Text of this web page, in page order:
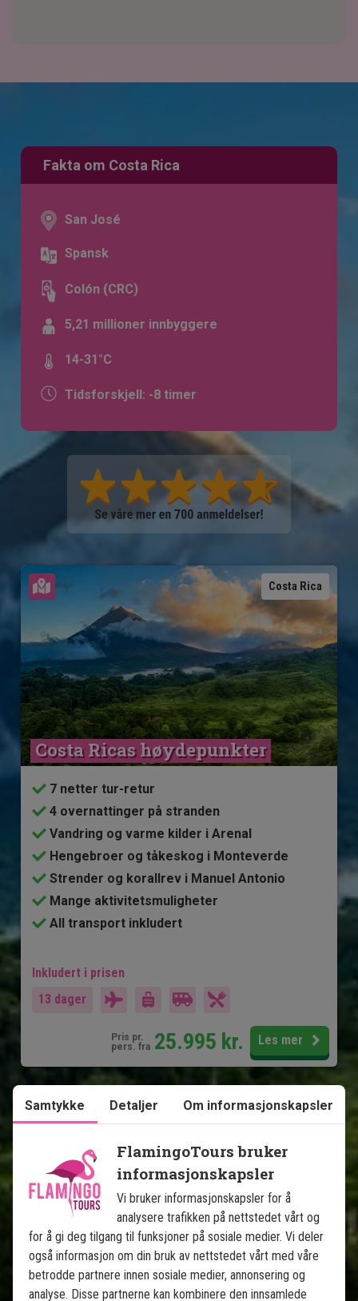
Fakta om Costa Rica
San José
Spansk
Colón (CRC)
5,21 millioner innbyggere
14-31°C
Tidsforskjell: -8 timer
Costa Rica
Costa Ricas høydepunkter
7 netter tur-retur
4 overnattinger på stranden
Vandring og varme kilder i Arenal
Hengebroer og tåkeskog i Monteverde
Strender og korallrev i Manuel Antonio
Mange aktivitetsmuligheter
All transport inkludert
Inkludert i prisen
13 dager
Pris pr.
pers. fra 25.995 kr. Les mer
Costa Rica
Se kart
Costa Rica fra kyst til kyst
Samtykke Detaljer Om informasjonskapsler
FlamingoTours bruker
informasjonskapsler
Vi bruker informasjonskapsler for å
analysere trafikken på nettstedet vårt og
for å gi deg tilgang til funksjoner på sosiale medier. Vi deler
også informasjon om din bruk av nettstedet vårt med våre
betrodde partnere innen sosiale medier, annonsering og
analyse. Disse partnerne kan kombinere den innsamlede